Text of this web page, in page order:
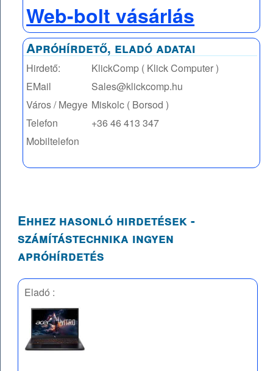
Web-bolt vásárlás
Apróhírdető, eladó adatai
Hirdető:
KlickComp ( Klick Computer )
EMail
Sales@klickcomp.hu
Város / Megye Miskolc ( Borsod )
Telefon
+36 46 413 347
Mobiltelefon
Ehhez hasonló hirdetések -
számítástechnika ingyen
apróhírdetés
Eladó :